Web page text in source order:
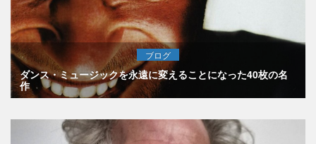
ブログ
ダンス・ミュージックを永遠に変えることになった40枚の名
作